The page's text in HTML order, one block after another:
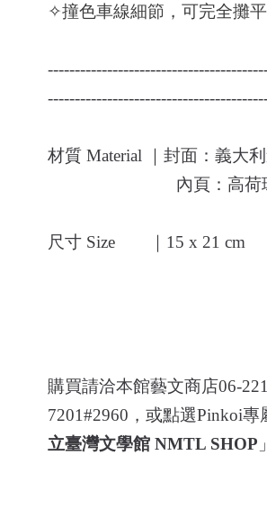
✧撞色車線細節，可完全攤
材質Material
｜封面：義大
內頁：高荷環保
尺寸 Size ｜15 x 21 cm
購買請洽本館藝文商店06-
7201#2960，或點選Pinkoi專
立臺灣文學館 NMTL SHOP